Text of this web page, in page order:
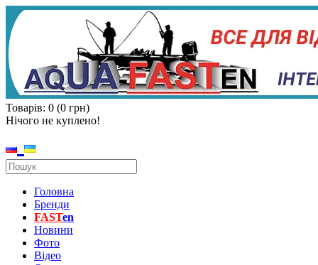
Товарів: 0 (0 грн)
Нічого не куплено!
Головна
Бренди
FASTen
Новини
Фото
Відео